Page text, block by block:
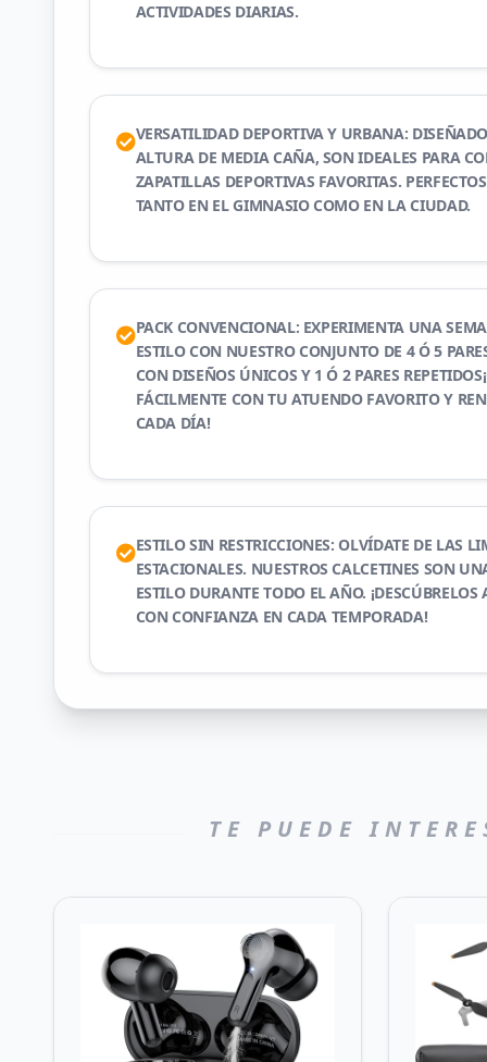
ACTIVIDADES DIARIAS.
VERSATILIDAD DEPORTIVA Y URBANA:
ALTURA DE MEDIA CAÑA, SON IDEALES PARA
ZAPATILLAS DEPORTIVAS FAVORITAS.
TANTO EN EL GIMNASIO COMO EN LA CIUDAD.
PACK CONVENCIONAL: EXPERIMENTA UNA
ESTILO CON NUESTRO CONJUNTO DE 4 Ó 5
CON DISEÑOS ÚNICOS Y 1 Ó 2 PARES
FÁCILMENTE CON TU ATUENDO FAVORITO Y
CADA DÍA!
ESTILO SIN RESTRICCIONES: OLVÍDATE DE LAS
ESTACIONALES. NUESTROS CALCETINES SON
ESTILO DURANTE TODO EL AÑO.
CON CONFIANZA EN CADA TEMPORADA!
TE PUEDE